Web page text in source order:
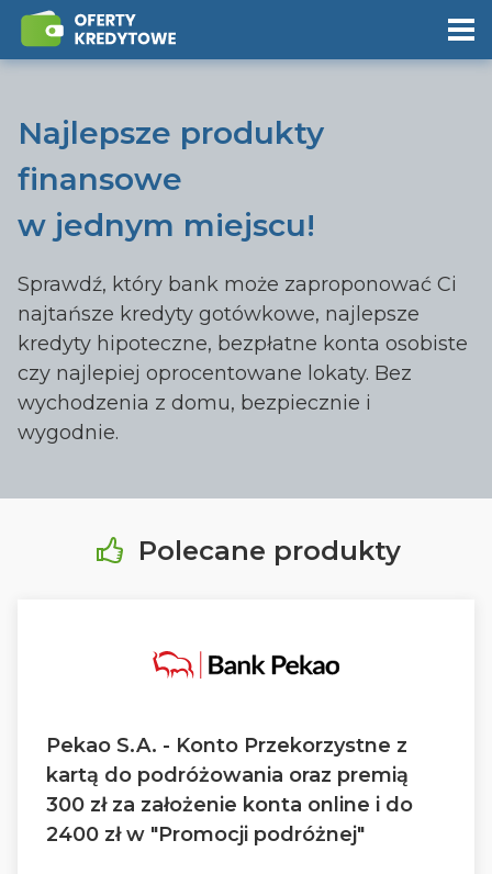
Najlepsze produkty
finansowe
w jednym miejscu!
Sprawdź, który bank może zaproponować Ci
najtańsze kredyty gotówkowe, najlepsze
kredyty hipoteczne, bezpłatne konta osobiste
czy najlepiej oprocentowane lokaty. Bez
wychodzenia z domu, bezpiecznie i
wygodnie.
Polecane produkty
Pekao S.A. - Konto Przekorzystne z
kartą do podróżowania oraz premią
300 zł za założenie konta online i do
2400 zł w "Promocji podróżnej"